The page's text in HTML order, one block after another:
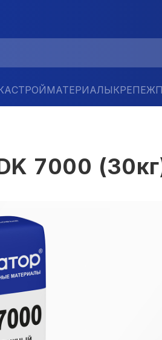
СТРОЙМАТЕРИАЛЫКРЕПЕЖ
7000